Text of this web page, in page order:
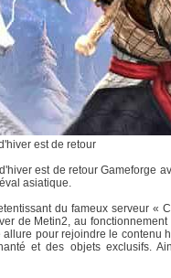
est de retour
est de retour Gameforge
asiatique.
du fameux serveur «
de Metin2, au
allure pour rejoindre le contenu
et des objets exclusifs.